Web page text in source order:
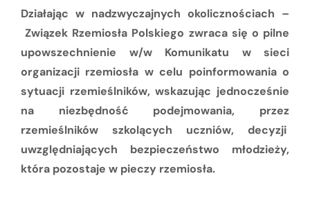
Działając w nadzwyczajnych okolicznościach –
Związek Rzemiosła Polskiego zwraca się o pilne
upowszechnienie w/w Komunikatu w sieci
organizacji rzemiosła w celu poinformowania o
sytuacji rzemieślników, wskazując jednocześnie
na niezbędność podejmowania, przez
rzemieślników szkolących uczniów, decyzji
uwzględniających bezpieczeństwo młodzieży,
która pozostaje w pieczy rzemiosła.